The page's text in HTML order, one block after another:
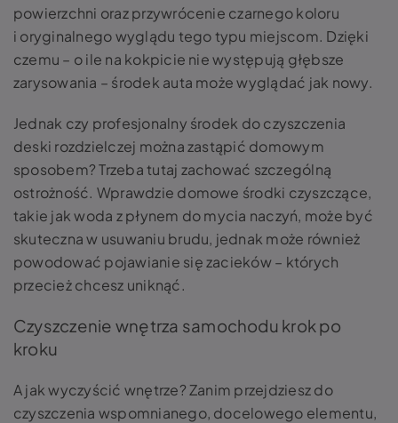
powierzchni oraz przywrócenie czarnego koloru
i oryginalnego wyglądu tego typu miejscom. Dzięki
czemu – o ile na kokpicie nie występują głębsze
zarysowania – środek auta może wyglądać jak nowy.
Jednak czy profesjonalny środek do czyszczenia
deski rozdzielczej można zastąpić domowym
sposobem? Trzeba tutaj zachować szczególną
ostrożność. Wprawdzie domowe środki czyszczące,
takie jak woda z płynem do mycia naczyń, może być
skuteczna w usuwaniu brudu, jednak może również
powodować pojawianie się zacieków – których
przecież chcesz uniknąć.
Czyszczenie wnętrza samochodu krok po
kroku
A jak wyczyścić wnętrze? Zanim przejdziesz do
czyszczenia wspomnianego, docelowego elementu,